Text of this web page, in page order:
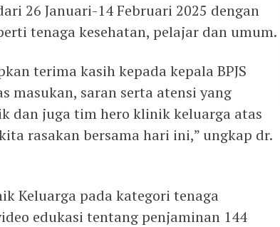
26 Januari-14 Februari 2025 dengan
tenaga kesehatan, pelajar dan umum.
terima kasih kepada kepala BPJS
masukan, saran serta atensi yang
dan juga tim hero klinik keluarga atas
rasakan bersama hari ini,” ungkap dr.
Keluarga pada kategori tenaga
edukasi tentang penjaminan 144